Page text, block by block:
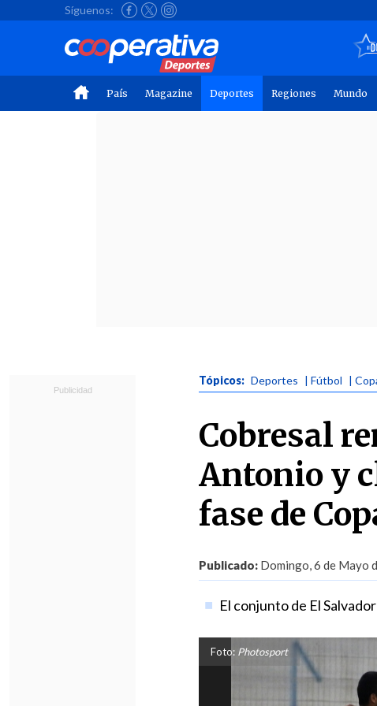
Síguenos:
País Magazine Deportes Regiones Mundo
Tópicos: Deportes | Fútbol |
Cobresal
Antonio y
fase de
Publicado: Domingo, 6 de Mayo
El conjunto de El
Foto: Photosport